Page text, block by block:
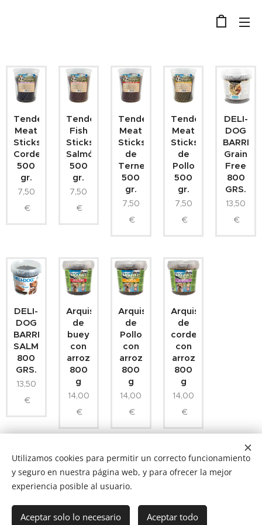
Tender
Meat
Sticks
Cordero
500
gr.
7,50
€
Tender
Fish
Sticks
Salmón
500
gr.
7,50
€
Tender
Meat
Sticks
de
Ternera
500
gr.
7,50
€
Tender
Meat
Sticks
de
Pollo
500
gr.
7,50
€
DELI-
DOG
Grain
Free
800
GRS.
13,50
€
DELI-
DOG
BARRITAS
SALMON
800
GRS.
13,50
€
Arquistick
de
buey
con
arroz
800
g
14,00
€
Arquistick
de
Pollo
con
arroz
800
g
14,00
€
Arquistick
de
cordero
con
arroz
800
g
14,00
€
NUCAN mascotas
Tf.666351543 Cookies
Utilizamos cookies para permitir un correcto funcionamiento
y seguro en nuestra página web, y para ofrecer la mejor
experiencia posible al usuario.
Aceptar solo lo necesario Aceptar todo